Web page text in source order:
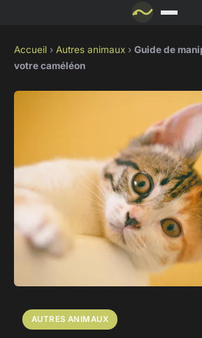
Accueil › Autres animaux › Guide de
votre caméléon
AUTRES ANIMAUX